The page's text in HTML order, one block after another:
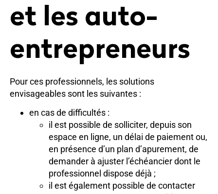
et les auto-
entrepreneurs
Pour ces professionnels, les solutions
envisageables sont les suivantes :
en cas de difficultés :
il est possible de solliciter, depuis son
espace en ligne, un délai de paiement ou,
en présence d’un plan d’apurement, de
demander à ajuster l’échéancier dont le
professionnel dispose déjà ;
il est également possible de contacter